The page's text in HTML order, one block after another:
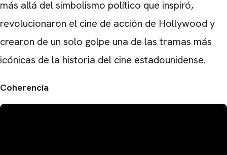
más allá del simbolismo político que inspiró,
revolucionaron el cine de acción de Hollywood y
crearon de un solo golpe una de las tramas más
icónicas de la historia del cine estadounidense.
Coherencia